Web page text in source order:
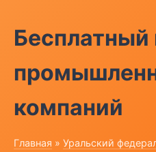
Бесплатный
компаний
Главная » Уральский